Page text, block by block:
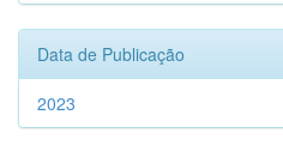
Data de Publicação
2023